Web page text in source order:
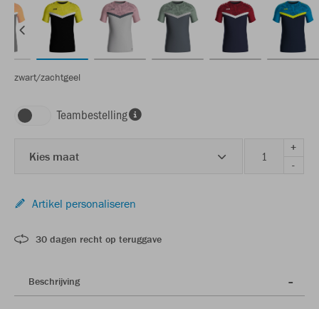
zwart/zachtgeel
Teambestelling
Kies maat
+
-
Artikel personaliseren
30 dagen recht op teruggave
Beschrijving